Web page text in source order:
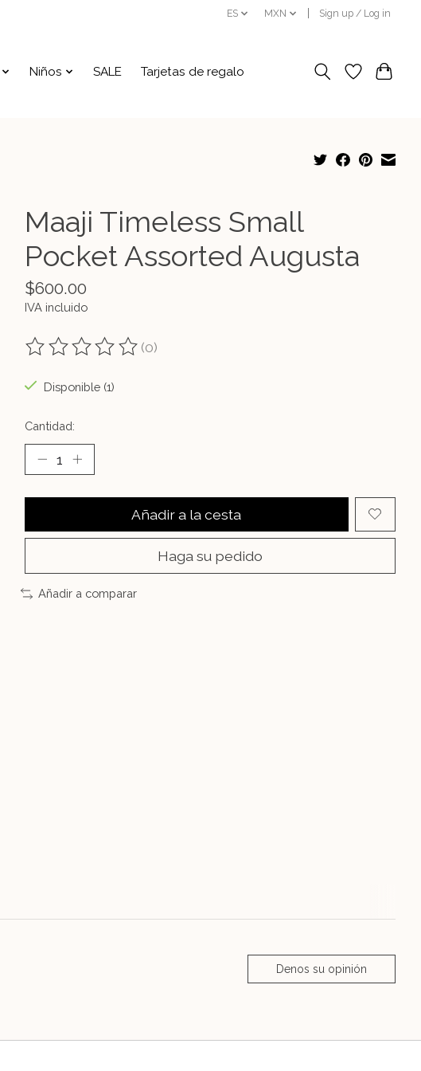
ES MXN Sign up / Log in
Niños SALE Tarjetas de regalo
Maaji Timeless Small
Pocket Assorted Augusta
$600.00
IVA incluido
The rating of this product is
(0)
Disponible (1)
Cantidad:
Añadir a la cesta
Haga su pedido
Añadir a comparar
Denos su opinión